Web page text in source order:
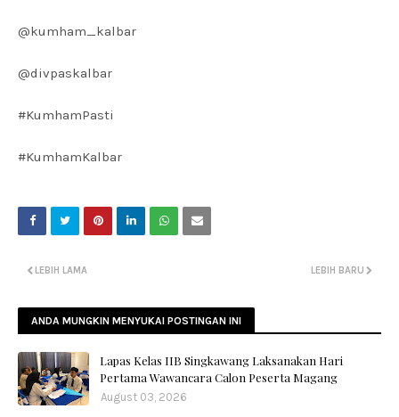
@kumham_kalbar
@divpaskalbar
#KumhamPasti
#KumhamKalbar
LEBIH BARU
LEBIH LAMA
ANDA MUNGKIN MENYUKAI POSTINGAN INI
Lapas Kelas IIB Singkawang Laksanakan Hari
Pertama Wawancara Calon Peserta Magang
August 03, 2026